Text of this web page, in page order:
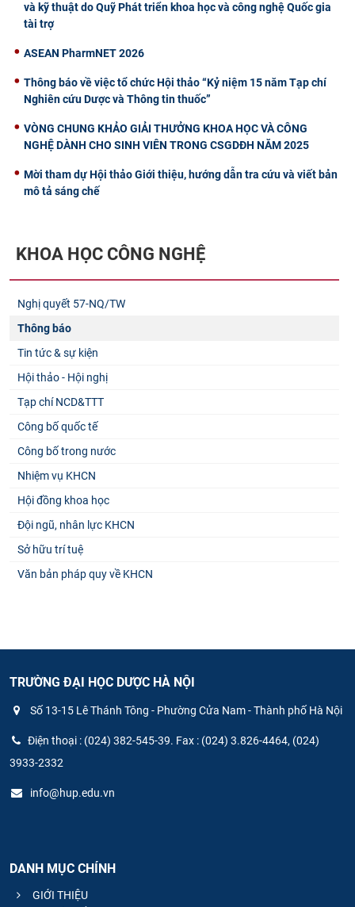
và kỹ thuật do Quỹ Phát triển khoa học và công nghệ Quốc gia
tài trợ
ASEAN PharmNET 2026
Thông báo về việc tổ chức Hội thảo “Kỷ niệm 15 năm Tạp chí
Nghiên cứu Dược và Thông tin thuốc”
VÒNG CHUNG KHẢO GIẢI THƯỞNG KHOA HỌC VÀ CÔNG
NGHỆ DÀNH CHO SINH VIÊN TRONG CSGDĐH NĂM 2025
Mời tham dự Hội thảo Giới thiệu, hướng dẫn tra cứu và viết bản
mô tả sáng chế
KHOA HỌC CÔNG NGHỆ
Nghị quyết 57-NQ/TW
Thông báo
Tin tức & sự kiện
Hội thảo - Hội nghị
Tạp chí NCD&TTT
Công bố quốc tế
Công bố trong nước
Nhiệm vụ KHCN
Hội đồng khoa học
Đội ngũ, nhân lực KHCN
Sở hữu trí tuệ
Văn bản pháp quy về KHCN
TRƯỜNG ĐẠI HỌC DƯỢC HÀ NỘI
Số 13-15 Lê Thánh Tông - Phường Cửa Nam - Thành phố Hà Nội
Điện thoại : (024) 382-545-39. Fax : (024) 3.826-4464, (024)
3933-2332
info@hup.edu.vn
DANH MỤC CHÍNH
GIỚI THIỆU